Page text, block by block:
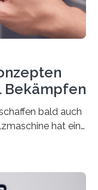
Bekämpfen
bald auch
hat ein
vereinfacht,
sich auf alle